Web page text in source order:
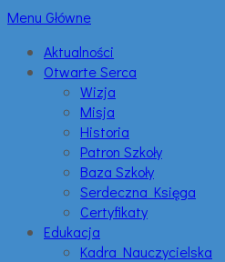
Menu Główne
Aktualności
Otwarte Serca
Wizja
Misja
Historia
Patron Szkoły
Baza Szkoły
Serdeczna Księga
Certyfikaty
Edukacja
Kadra Nauczycielska